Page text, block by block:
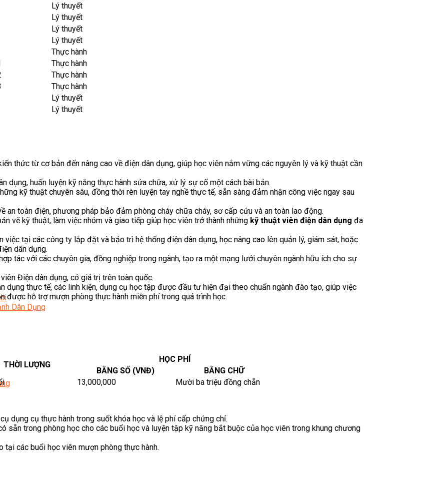
Dân Dụng
Lý thuyết
Lý thuyết
Lý thuyết
Lý thuyết
Thực hành
Thực hành
Thực hành
Thực hành
Lý thuyết
Lý thuyết
thức từ cơ bản đến nâng cao về điện dân dụng, giúp học viên nắm vững các nguyên lý và kỹ thuật cần
dụng, huấn luyện kỹ năng thực hành sửa chữa, xử lý sự cố một cách bài bản.
kỹ thuật chuyên sâu, đồng thời rèn luyện tay nghề thực tế, sẵn sàng đảm nhận công việc ngay sau
an toàn điện, phương pháp bảo đảm phòng cháy chữa cháy, sơ cấp cứu và an toàn lao động.
vẽ kỹ thuật, làm việc nhóm và giao tiếp giúp học viên trở thành những kỹ thuật viên điện dân dụng đa
tại các công ty lắp đặt và bảo trì hệ thống điện dân dụng, học nâng cao lên quản lý, giám sát, hoặc
dân dụng.
tác với các chuyên gia, đồng nghiệp trong ngành, tạo ra một mạng lưới chuyên ngành hữu ích cho sự
Điện dân dụng, có giá trị trên toàn quốc.
dụng thực tế, các linh kiện, dụng cụ học tập được đầu tư hiện đại theo chuẩn ngành đào tạo, giúp việc
được hỗ trợ mượn phòng thực hành miễn phí trong quá trình học.
THỜI LƯỢNG
HỌC PHÍ
BẰNG SỐ (VNĐ)
BẰNG CHỮ
13,000,000
Mười ba triệu đồng chẵn
dụng cụ thực hành trong suốt khóa học và lệ phí cấp chứng chỉ.
sẵn trong phòng học cho các buổi học và luyện tập kỹ năng bắt buộc của học viên trong khung chương
các buổi học viên mượn phòng thực hành.